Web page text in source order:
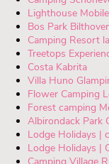
Lighthouse
Bos Park
Camping Resort
Treetops
Costa Kabrita
Villa Huno
Flower Camping
Forest camping
Albirondack Park
Lodge Holidays |
Lodge Holidays |